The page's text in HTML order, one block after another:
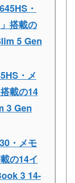
・
搭載の
5 Gen
・メ
載の14
3 Gen
・メモ
の14イ
3 14-